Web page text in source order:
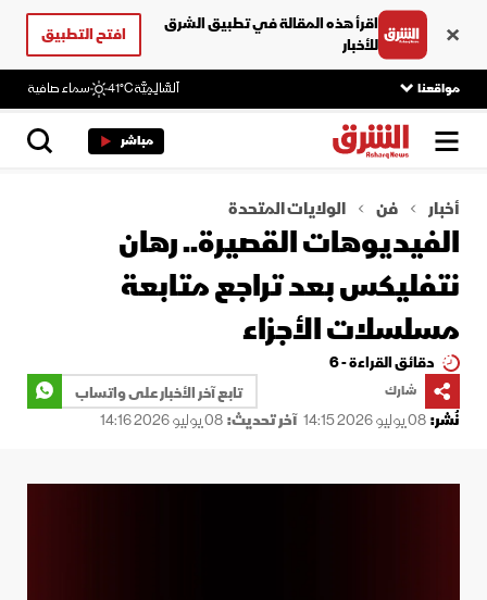
اقرأ هذه المقالة في تطبيق الشرق
للأخبار
افتح التطبيق
مواقعنا اَلسَّالِمِيَّة41°C سماء صافية
مباشر
أخبار فن الولايات المتحدة
الفيديوهات القصيرة.. رهان
نتفليكس بعد تراجع متابعة
مسلسلات الأجزاء
دقائق القراءة - 6
شارك
تابع آخر الأخبار على واتساب
نُشر:08 يوليو 2026 14:15 آخر تحديث:08 يوليو 2026 14:16